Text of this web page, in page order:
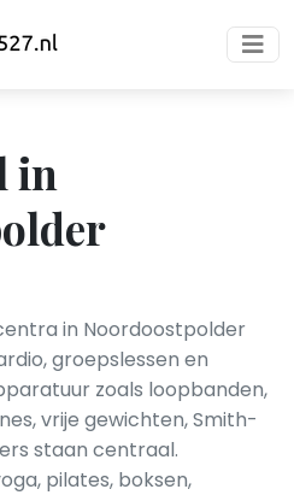
in
in Noordoostpolder
groepslessen en
zoals loopbanden,
vrije gewichten, Smith-
staan centraal.
pilates, boksen,